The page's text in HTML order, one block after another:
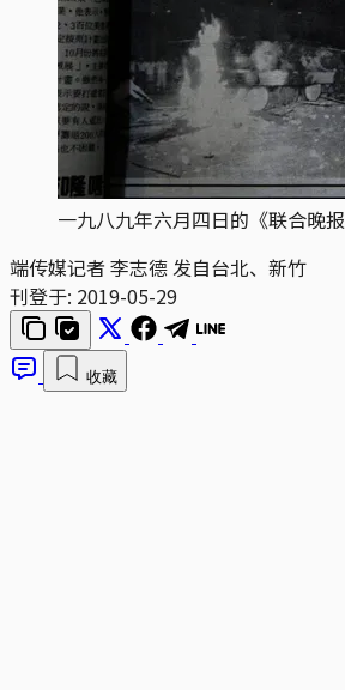
一九八九年六月四日的《联合晚报
端传媒记者 李志德 发自台北、新竹
刊登于: 2019-05-29
收藏